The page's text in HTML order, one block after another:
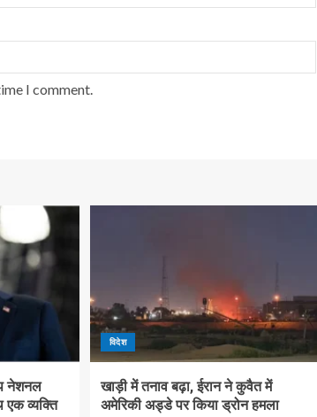
I comment.
नेशनल
व्यक्ति
विदेश
खाड़ी में तनाव बढ़ा, ईरान ने कुवैत में
अमेरिकी अड्डे पर किया ड्रोन हमला